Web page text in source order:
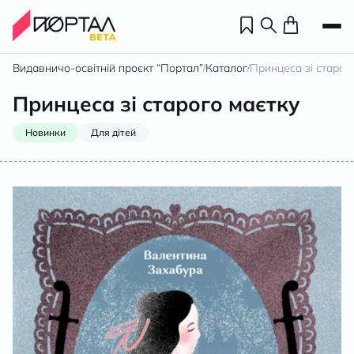
Видавничо-освітній проєкт “Портал”/Каталог/Принцеса зі
Принцеса зі старого маєтку
Новинки Для дітей